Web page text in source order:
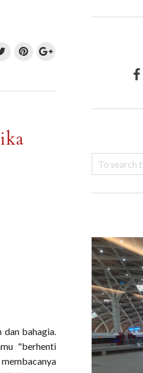
dan bahagia.
"berhenti